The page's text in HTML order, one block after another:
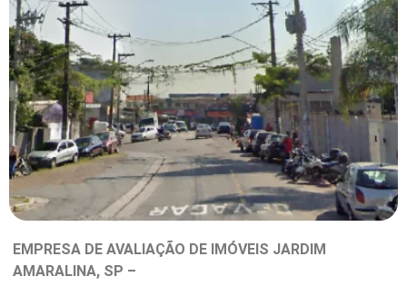
EMPRESA DE AVALIAÇÃO DE IMÓVEIS JARDIM
AMARALINA, SP –